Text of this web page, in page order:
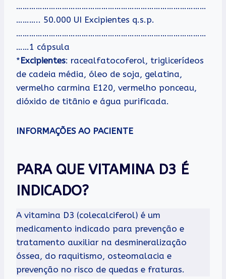
……………………………………………………………………………
……….. 50.000 UI Excipientes q.s.p.
……………………………………………………………………………
……1 cápsula
*Excipientes: racealfatocoferol, triglicerídeos
de cadeia média, óleo de soja, gelatina,
vermelho carmina E120, vermelho ponceau,
dióxido de titânio e água purificada.
INFORMAÇÕES AO PACIENTE
PARA QUE VITAMINA D3 É
INDICADO?
A vitamina D3 (colecalciferol) é um
medicamento indicado para prevenção e
tratamento auxiliar na desmineralização
óssea, do raquitismo, osteomalacia e
prevenção no risco de quedas e fraturas.